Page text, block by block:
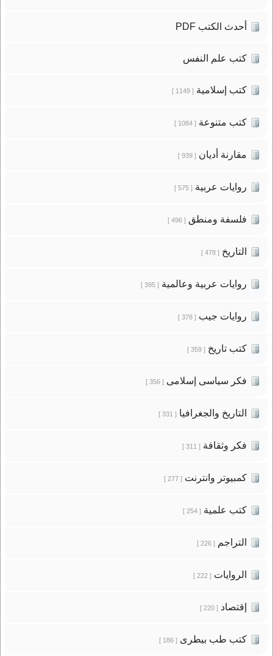
أحدث الكتب PDF
كتب علم النفس
كتب إسلامية[ 1149 ]
كتب متنوعة[ 1084 ]
مقارنة أديان[ 939 ]
روايات عربية[ 575 ]
فلسفة ومنطق[ 496 ]
التاريخ[ 478 ]
روايات عربية وعالمية[ 395 ]
روايات جيب[ 378 ]
كتب تاريخ[ 359 ]
فكر سياسى إسلامى[ 356 ]
التاريخ والجغرافيا[ 331 ]
فكر وثقافة[ 311 ]
كمبيوتر وانترنت[ 277 ]
كتب علمية[ 254 ]
التراجم[ 226 ]
الروايات[ 222 ]
إقتصاد[ 220 ]
كتب طب بيطرى[ 186 ]